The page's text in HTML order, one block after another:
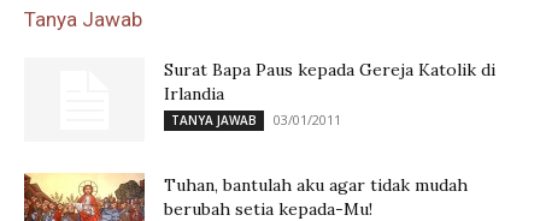
Tanya Jawab
Surat Bapa Paus kepada Gereja Katolik di
Irlandia
TANYA JAWAB 03/01/2011
Tuhan, bantulah aku agar tidak mudah
berubah setia kepada-Mu!